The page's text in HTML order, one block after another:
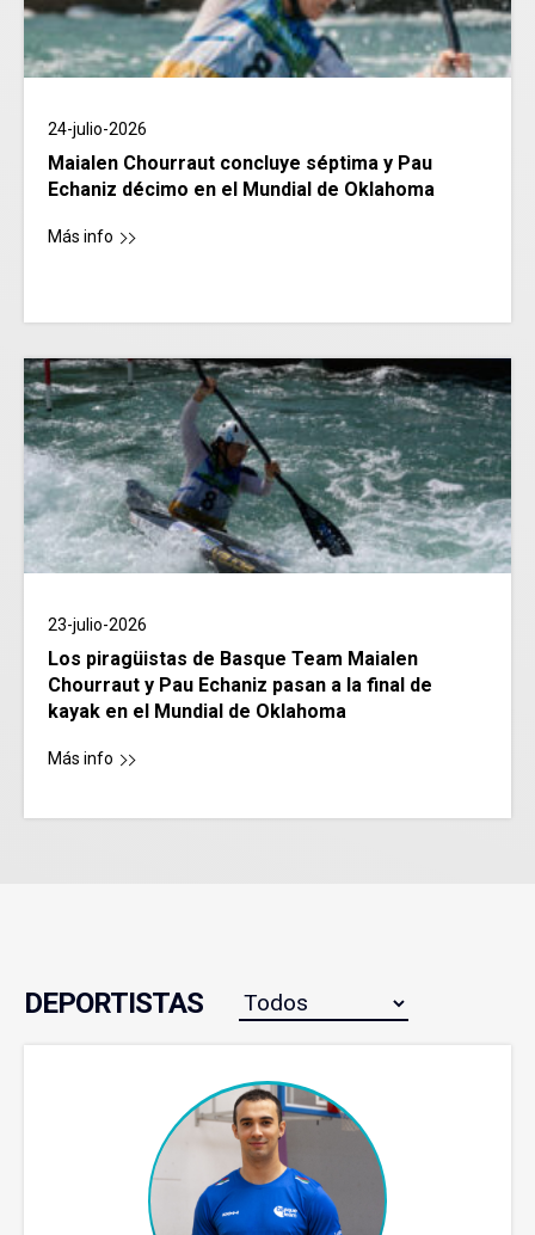
24-julio-2026
Maialen Chourraut concluye séptima y Pau
Echaniz décimo en el Mundial de Oklahoma
Más info
23-julio-2026
Los piragüistas de Basque Team Maialen
Chourraut y Pau Echaniz pasan a la final de
kayak en el Mundial de Oklahoma
Más info
DEPORTISTAS